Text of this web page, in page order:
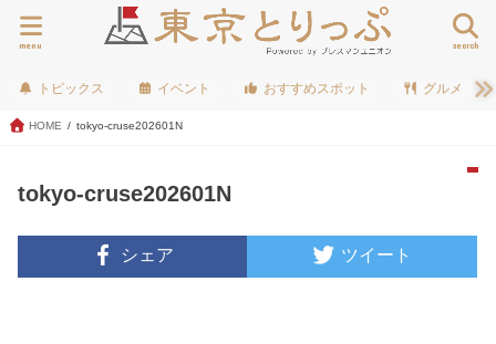
search
menu
トピックス イベント おすすめスポット グルメ
HOME tokyo-cruse202601N
tokyo-cruse202601N
シェア ツイート